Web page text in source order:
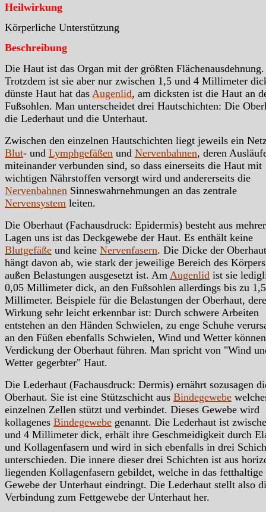
Heilwirkung
Körperliche Unterstützung
Beschreibung
Die Haut ist das Organ mit der größten Flächenausdehnung.
Trotzdem ist sie aber nur zwischen 1,5 und 4 Millimeter
dünste Haut hat das Augenlid, am dicksten ist die Haut an
Fußsohlen. Man unterscheidet drei Hautschichten: Die
die Lederhaut und die Unterhaut.
Zwischen den einzelnen Hautschichten liegt jeweils ein
Blut- und Lymphgefäßen und Nervenbahnen, deren
miteinander verbunden sind, so dass einerseits die Haut mit
wichtigen Nährstoffen versorgt wird und andererseits die
Nervenbahnen Sinneswahrnehmungen an das zentrale
Nervensystem leiten.
Die Oberhaut (Fachausdruck: Epidermis) besteht aus
Lagen uns ist das Deckgewebe der Haut. Es enthält keine
Blutgefäße und keine Nervenfasern. Die Dicke der Oberhaut
hängt davon ab, wie stark der jeweilige Bereich des
außen Belastungen ausgesetzt ist. Am Augenlid ist sie
0,05 Millimeter dick, an den Fußsohlen allerdings bis zu 1,5
Millimeter. Beispiele für die Belastungen der Oberhaut,
Wirkung sehr leicht erkennbar ist: Durch schwere Arbeiten
entstehen an den Händen Schwielen, zu enge Schuhe
an den Füßen ebenfalls Schwielen, Wind und Wetter
Verdickung der Oberhaut führen. Man spricht von "Wind
Wetter gegerbter" Haut.
Die Lederhaut (Fachausdruck: Dermis) ernährt sozusagen
Oberhaut. Sie ist eine Stützschicht aus Bindegewebe
einzelnen Zellen stützt und verbindet. Dieses Gewebe wird
kollagenes Bindegewebe genannt. Die Lederhaut ist
und 4 Millimeter dick, erhält ihre Geschmeidigkeit durch
und Kollagenfasern und wird in sich ebenfalls in drei
unterschieden. Die innere dieser drei Schichten ist aus
liegenden Kollagenfasern gebildet, welche in das fetthaltige
Gewebe der Unterhaut eindringt. Die Lederhaut stellt also
Verbindung zum Fettgewebe der Unterhaut her.